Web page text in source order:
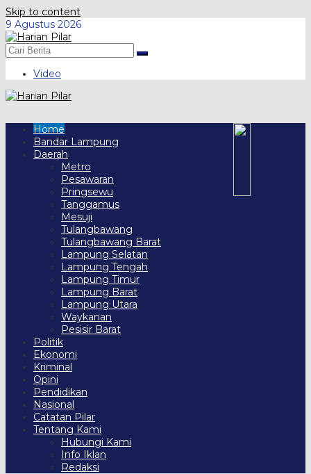
Skip to content
9 Agustus 2026
Video
Home
Bandar Lampung
Daerah
Metro
Pesawaran
Pringsewu
Tanggamus
Mesuji
Tulangbawang
Tulangbawang Barat
Lampung Selatan
Lampung Tengah
Lampung Timur
Lampung Barat
Lampung Utara
Waykanan
Pesisir Barat
Politik
Ekonomi
Kriminal
Opini
Pendidikan
Nasional
Catatan Pilar
Tentang Kami
Hubungi Kami
Info Iklan
Redaksi